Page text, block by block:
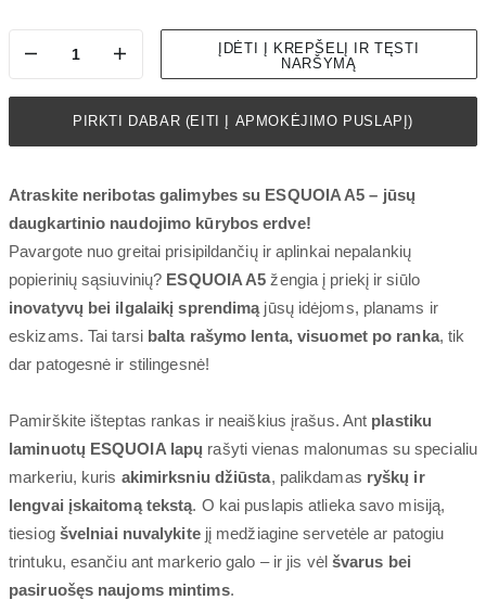
ĮDĖTI Į KREPŠELĮ IR TĘSTI
NARŠYMĄ
PIRKTI DABAR (EITI Į APMOKĖJIMO PUSLAPĮ)
Atraskite neribotas galimybes su ESQUOIA A5 – jūsų
daugkartinio naudojimo kūrybos erdve!
Pavargote nuo greitai prisipildančių ir aplinkai nepalankių
popierinių sąsiuvinių? ESQUOIA A5 žengia į priekį ir siūlo
inovatyvų bei ilgalaikį sprendimąjūsų idėjoms, planams ir
eskizams. Tai tarsi balta rašymo lenta, visuomet po ranka, tik
dar patogesnė ir stilingesnė!
Pamirškite išteptas rankas ir neaiškius įrašus. Ant plastiku
laminuotų ESQUOIA lapų rašyti vienas malonumas su specialiu
markeriu, kuris akimirksniu džiūsta, palikdamas ryškų ir
lengvai įskaitomą tekstą. O kai puslapis atlieka savo misiją,
tiesiog švelniai nuvalykitejį medžiagine servetėle ar patogiu
trintuku, esančiu ant markerio galo – ir jis vėl švarus bei
pasiruošęs naujoms mintims.